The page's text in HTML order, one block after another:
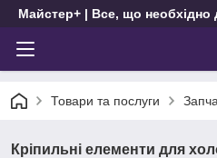
Майстер+ | Все, що необхідно
Товари та послуги
Кріпильні елементи для